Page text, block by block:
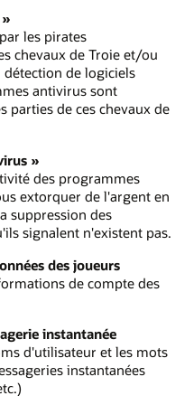
les pirates
chevaux de Troie et/ou
de logiciels
antivirus sont
parties de ces chevaux de
»
des programmes
extorquer de l'argent en
suppression des
signalent n'existent pas.
des joueurs
de compte des
instantanée
d'utilisateur et les mots
instantanées